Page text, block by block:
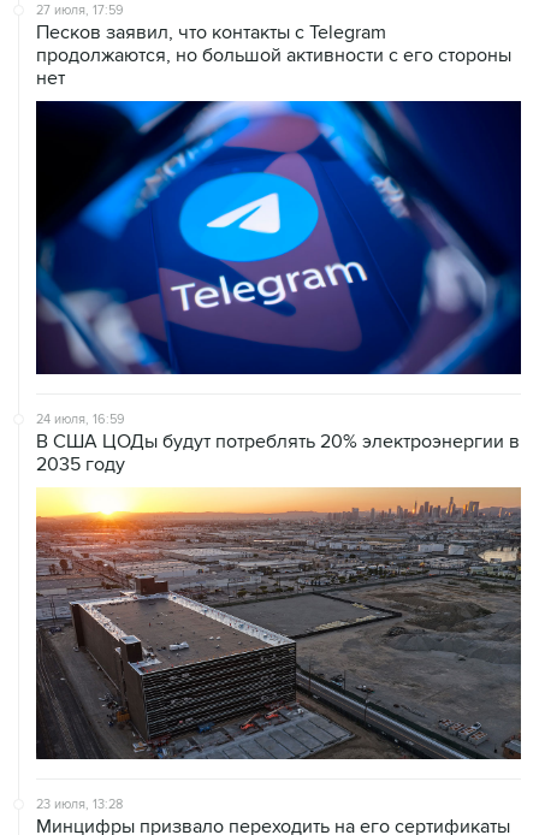
27 июля, 17:59
Песков заявил, что контакты с Telegram
продолжаются, но большой активности с его стороны
нет
24 июля, 16:59
В США ЦОДы будут потреблять 20% электроэнергии в
2035 году
23 июля, 13:28
Минцифры призвало переходить на его сертификаты